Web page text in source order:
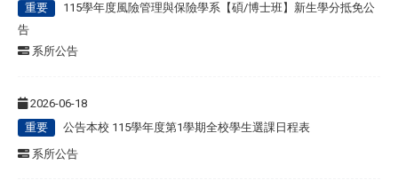
重要
115學年度風險管理與保險學系【碩/博士班】新生學分抵免公
告
系所公告
2026-06-18
重要
公告本校 115學年度第1學期全校學生選課日程表
系所公告